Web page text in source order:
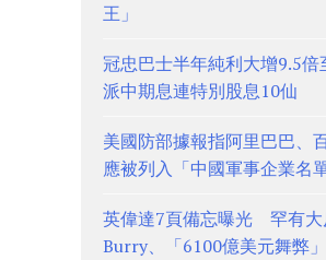
王」
冠忠巴士半年純利大增9.5
派中期息連特別股息10仙
美國防部據報指阿里巴巴、
應被列入「中國軍事企業名單
英偉達7頁備忘曝光 罕有大
Burry、「6100億美元舞弊